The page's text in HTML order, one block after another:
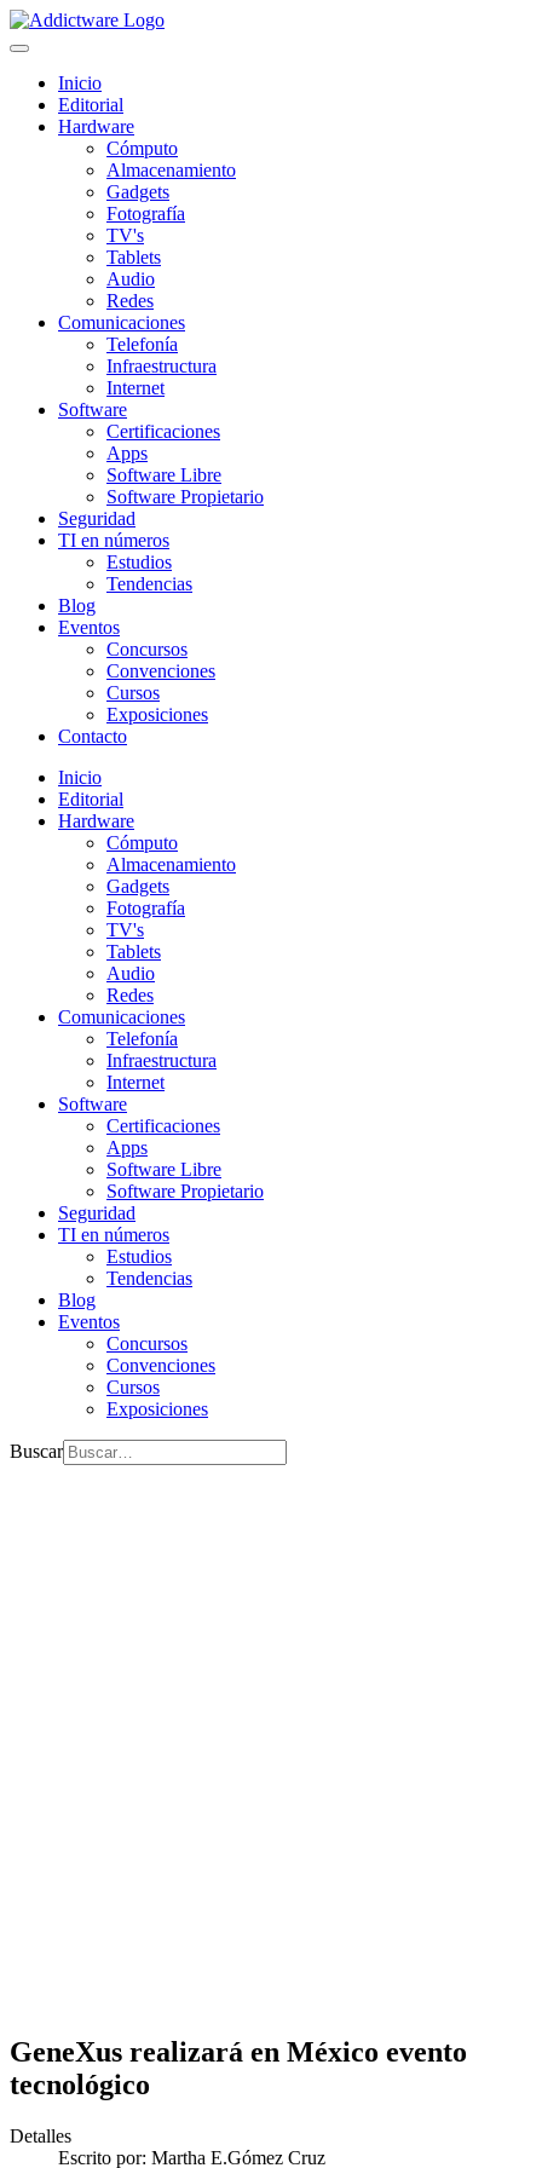
Inicio
Editorial
Hardware
Cómputo
Almacenamiento
Gadgets
Fotografía
TV's
Tablets
Audio
Redes
Comunicaciones
Telefonía
Infraestructura
Internet
Software
Certificaciones
Apps
Software Libre
Software Propietario
Seguridad
TI en números
Estudios
Tendencias
Blog
Eventos
Concursos
Convenciones
Cursos
Exposiciones
Contacto
Inicio
Editorial
Hardware
Cómputo
Almacenamiento
Gadgets
Fotografía
TV's
Tablets
Audio
Redes
Comunicaciones
Telefonía
Infraestructura
Internet
Software
Certificaciones
Apps
Software Libre
Software Propietario
Seguridad
TI en números
Estudios
Tendencias
Blog
Eventos
Concursos
Convenciones
Cursos
Exposiciones
Buscar
GeneXus realizará en México evento
tecnológico
Detalles
Escrito por: Martha E.Gómez Cruz